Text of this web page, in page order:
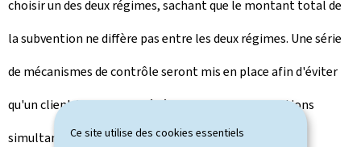
Ce site utilise des cookies essentiels
choisir un des deux régimes, sachant que le montant total de
la subvention ne diffère pas entre les deux régimes. Une série
de mécanismes de contrôle seront mis en place afin d'éviter
qu'un client final puisse bénéficier des deux subventions
simultanément.